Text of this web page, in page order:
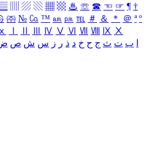
▨ ▧ ▦ ▩ ♨ ☏ ☎ ☜ ☞ ¶ †
㈜ № ㏇ ™ ㏂ ㏘ ℡ ＃ ＆ ＊ ＠ ª º
ⅹ Ⅳ Ⅴ Ⅵ Ⅶ Ⅷ Ⅸ Ⅹ
ب ت ث ج ح خ د ذ ر ز س ش ص